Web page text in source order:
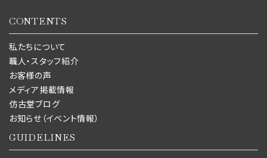
CONTENTS
私たちについて
職人・スタッフ紹介
お客様の声
メディア掲載情報
仿古堂ブログ
お知らせ（イベント情報）
GUIDELINES